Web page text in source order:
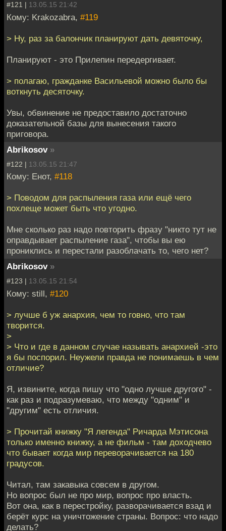
#121 | 13.05.15 21:42
Кому: Krakozabra, #119
> Ну, раз за балончик планируют дать девяточку,
Планируют - это Прилепин передергивает.
> полагаю, гражданке Васильевой можно было бы
воткнуть десяточку.
Увы, обвинение не предоставило достаточно
доказательной базы для вынесения такого
приговора.
Abrikosov »
#122 | 13.05.15 21:47
Кому: Енот, #118
> Поводом для распыления газа или ещё чего
похлеще может быть что угодно.
Мне сколько раз надо повторить фразу "никто тут не
оправдывает распыление газа", чтобы вы ею
прониклись и перестали разоблачать то, чего нет?
Abrikosov »
#123 | 13.05.15 21:54
Кому: still, #120
> лучше б уж анархия, чем то говно, что там
творится.
>
> Что и где в данном случае называть анархией -это
я бы поспорил. Неужели правда не понимаешь в чем
отличие?
Я, извините, когда пишу что "одно лучше другого" -
как раз и подразумеваю, что между "одним" и
"другим" есть отличия.
> Прочитай книжку "Я легенда" Ричарда Мэтисона
только именно книжку, а не фильм - там доходчево
что бывает когда мир переворачивается на 180
градусов.
Читал, там закавыка совсем в другом.
Но вопрос был не про мир, вопрос про власть.
Вот она, как в перестройку, разворачивается взад и
берёт курс на уничтожение страны. Вопрос: что надо
делать?